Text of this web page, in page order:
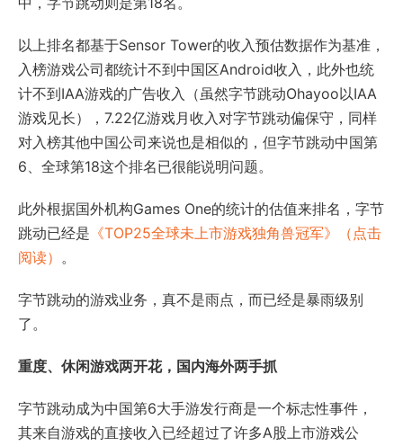
以上排名都基于Sensor Tower的收入预估数据作为基准，
入榜游戏公司都统计不到中国区Android收入，此外也统
计不到IAA游戏的广告收入（虽然字节跳动Ohayoo以IAA
游戏见长），7.22亿游戏月收入对字节跳动偏保守，同样
对入榜其他中国公司来说也是相似的，但字节跳动中国第
6、全球第18这个排名已很能说明问题。
此外根据国外机构Games One的统计的估值来排名，字节
跳动已经是 《TOP25全球未上市游戏独角兽冠军》（点击
阅读） 。
字节跳动的游戏业务，真不是雨点，而已经是暴雨级别
了。
重度、休闲游戏两开花，国内海外两手抓
字节跳动成为中国第6大手游发行商是一个标志性事件，
其来自游戏的直接收入已经超过了许多A股上市游戏公